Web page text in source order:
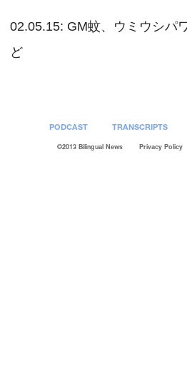
LINK
02.05.15: GM蚊、ウミウシパ
ど
PODCAST TRANSCRIPTS
©2013 Bilingual News Privacy Policy